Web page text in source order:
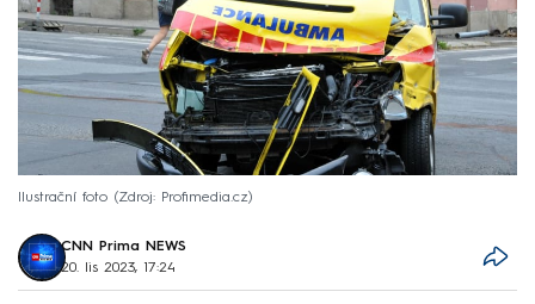
Ilustrační foto Zdroj: Profimedia.cz
CNN Prima NEWS
20. lis 2023, 17:24